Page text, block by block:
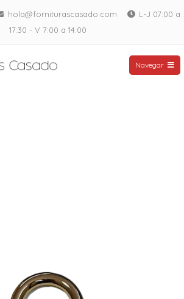
hola@forniturascasado.com
L-J 07:00 a
17:30 - V 7:00 a 14:00
Fornituras Casado
Navegar